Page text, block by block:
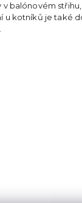
balónovém
u kotníků je také